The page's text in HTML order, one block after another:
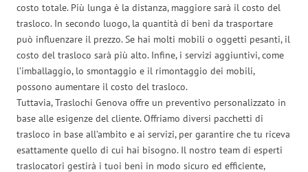
costo totale. Più lunga è la distanza, maggiore sarà il costo del
trasloco. In secondo luogo, la quantità di beni da trasportare
può influenzare il prezzo. Se hai molti mobili o oggetti pesanti, il
costo del trasloco sarà più alto. Infine, i servizi aggiuntivi, come
l’imballaggio, lo smontaggio e il rimontaggio dei mobili,
possono aumentare il costo del trasloco.
Tuttavia, Traslochi Genova offre un preventivo personalizzato in
base alle esigenze del cliente. Offriamo diversi pacchetti di
trasloco in base all’ambito e ai servizi, per garantire che tu riceva
esattamente quello di cui hai bisogno. Il nostro team di esperti
traslocatori gestirà i tuoi beni in modo sicuro ed efficiente,